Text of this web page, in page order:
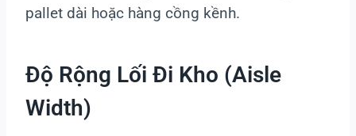
pallet dài hoặc hàng cồng kềnh.
Độ Rộng Lối Đi Kho (Aisle
Width)